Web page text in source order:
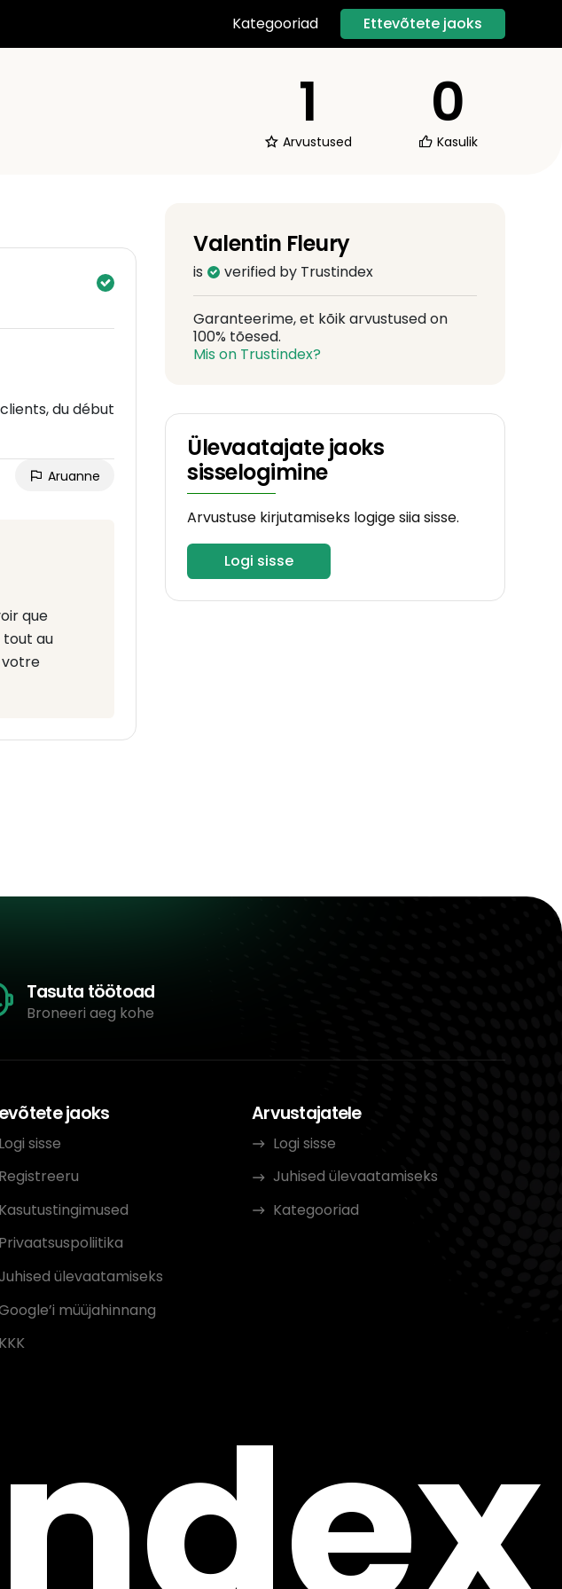
Kategooriad Ettevõtete jaoks
1
Arvustused
0
Kasulik
du début
Aruanne
que
au
votre
Valentin Fleury
is verified by Trustindex
Garanteerime, et kõik arvustused on
100% tõesed.
Mis on Trustindex?
Ülevaatajate jaoks
sisselogimine
Arvustuse kirjutamiseks logige siia sisse.
Logi sisse
Tasuta töötoad
Broneeri aeg kohe
jaoks
Logi sisse
Registreeru
Kasutustingimused
Privaatsuspoliitika
ülevaatamiseks
müüjahinnang
KKK
Arvustajatele
Logi sisse
Juhised ülevaatamiseks
Kategooriad